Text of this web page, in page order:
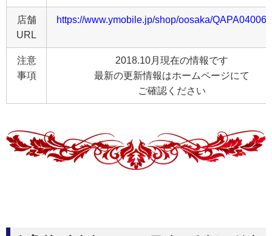
店舗
URL
https://www.ymobile.jp/shop/oosaka/
注意
事項
2018.10月現在の情報です
最新の更新情報はホームページにて
ご確認ください